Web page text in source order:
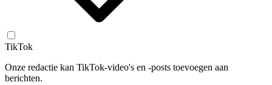
TikTok
Onze redactie kan TikTok-video's en -posts toevoegen aan
berichten.